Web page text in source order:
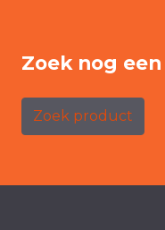
Zoek nog
Zoek product